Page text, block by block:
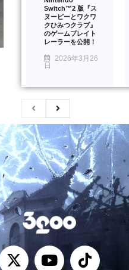
Switch™2 版『ス
ヌーピーとワクワ
クひみつクラブ』
のゲームプレイト
レーラーを公開！
2026年3月26
日